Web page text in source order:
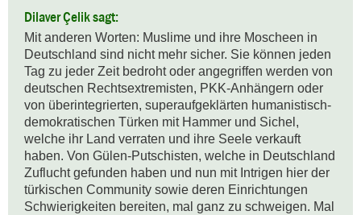
Dilaver Çelik sagt:
Mit anderen Worten: Muslime und ihre Moscheen in
Deutschland sind nicht mehr sicher. Sie können jeden
Tag zu jeder Zeit bedroht oder angegriffen werden von
deutschen Rechtsextremisten, PKK-Anhängern oder
von überintegrierten, superaufgeklärten humanistisch-
demokratischen Türken mit Hammer und Sichel,
welche ihr Land verraten und ihre Seele verkauft
haben. Von Gülen-Putschisten, welche in Deutschland
Zuflucht gefunden haben und nun mit Intrigen hier der
türkischen Community sowie deren Einrichtungen
Schwierigkeiten bereiten, mal ganz zu schweigen. Mal